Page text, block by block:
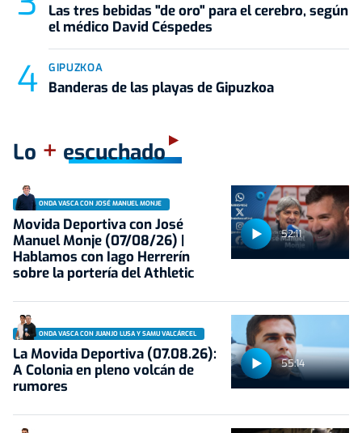
Las tres bebidas "de oro" para el cerebro, según
el médico David Céspedes
GIPUZKOA
Banderas de las playas de Gipuzkoa
Lo + escuchado
52:11
ONDA VASCA CON JOSÉ MANUEL MONJE
Movida Deportiva con José
Manuel Monje (07/08/26) |
Hablamos con Iago Herrerín
sobre la portería del Athletic
55:14
ONDA VASCA CON JUANJO LUSA Y SAMU VALCÁRCEL
La Movida Deportiva (07.08.26):
A Colonia en pleno volcán de
rumores